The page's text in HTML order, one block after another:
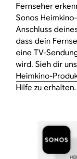
Fernseher
Sonos
Anschluss
dass dein
eine TV-
wird. Sieh dir
Heimkino-
Hilfe zu erhalten.